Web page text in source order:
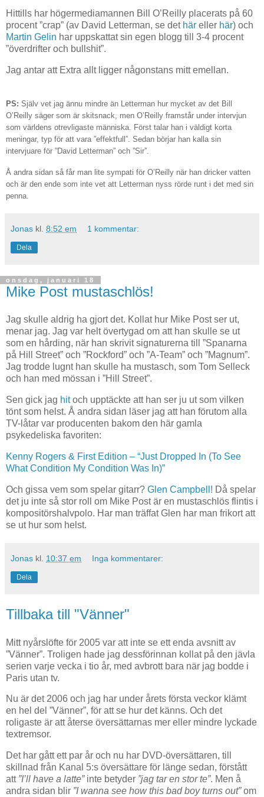
Hittills har högermediamannen Bill O’Reilly placerats på 60
procent ”crap” (av David Letterman, se det här eller här) och
Martin Gelin har uppskattat sin egen blogg till 3-4 procent
”överdrifter och bullshit”.
Jag antar att Extra allt ligger någonstans mitt emellan.
PS: Själv vet jag ännu mindre än Letterman hur mycket av det Bill
O’Reilly säger som är skitsnack, men O’Reilly framstår under intervjun
som världens otrevligaste människa. Först talar han i väldigt korta
meningar, typ för att vara ”effektfull”. Sedan börjar han kalla sin
intervjuare för ”David Letterman” och ”Sir”.
Å andra sidan så får man lite sympati för O’Reilly när han dricker vatten
och är den ende som inte vet att Letterman nyss rörde runt i det med sin
penna.
Jonas kl. 8:52 em 1 kommentar:
Dela
onsdag, januari 18
Mike Post mustaschlös!
Jag skulle aldrig ha gjort det. Kollat hur Mike Post ser ut,
menar jag. Jag var helt övertygad om att han skulle se ut
som en hårding, när han skrivit signaturerna till ”Spanarna
på Hill Street” och ”Rockford” och ”A-Team” och ”Magnum”.
Jag trodde lugnt han skulle ha mustasch, som Tom Selleck
och han med mössan i ”Hill Street”.
Sen gick jag hitoch upptäckte att han ser ju ut som vilken
tönt som helst. Å andra sidan läser jag att han förutom alla
TV-låtar var producenten bakom den här gamla
psykedeliska favoriten:
Kenny Rogers & First Edition – “Just Dropped In (To See
What Condition My Condition Was In)”
Och gissa vem som spelar gitarr? Glen Campbell! Då spelar
det ju inte så stor roll om Mike Post är en mustaschlös flintis i
kompositörshalvpolo. Har man träffat Glen har man frikort att
se ut hur som helst.
Jonas kl. 10:37 em Inga kommentarer:
Dela
Tillbaka till "Vänner"
Mitt nyårslöfte för 2005 var att inte se ett enda avsnitt av
”Vänner”. Troligen hade jag dessförinnan kollat på den jävla
serien varje vecka i tio år, med avbrott bara när jag bodde i
Paris utan tv.
Nu är det 2006 och jag har under årets första veckor klämt
en hel del ”Vänner”, för att se hur det känns. Och det
roligaste är att återse översättarnas mer eller mindre lyckade
textremsor.
Det har gått ett par år och nu har DVD-översättaren, till
skillnad från Kanal 5:s översättare för länge sedan, förstått
att ”I’ll have a latte”inte betyder ”jag tar en stor te”. Men å
andra sidan blir ”I wanna see how this bad boy turns out”om